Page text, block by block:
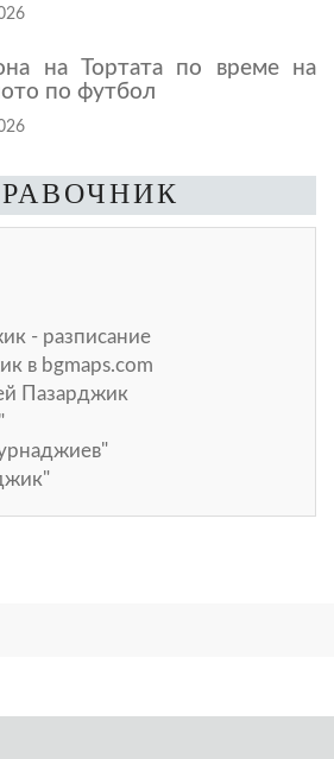
на Тортата по време на
по футбол
- разписание
в bgmaps.com
Пазарджик